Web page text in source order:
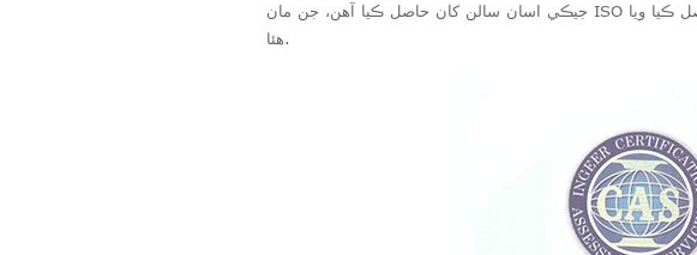
جيڪي اسان سالن کان حاصل ڪيا آهن، جن مان ISO سرٽيفڪيشن ۽ ڪاربان چشما 2016 ۾ حاصل ڪيا ويا هئا، ٻيا ڪاربان پراڊڪٽ پيٽنٽ 2017 ۾ حاصل ڪيا ويا
هئا.